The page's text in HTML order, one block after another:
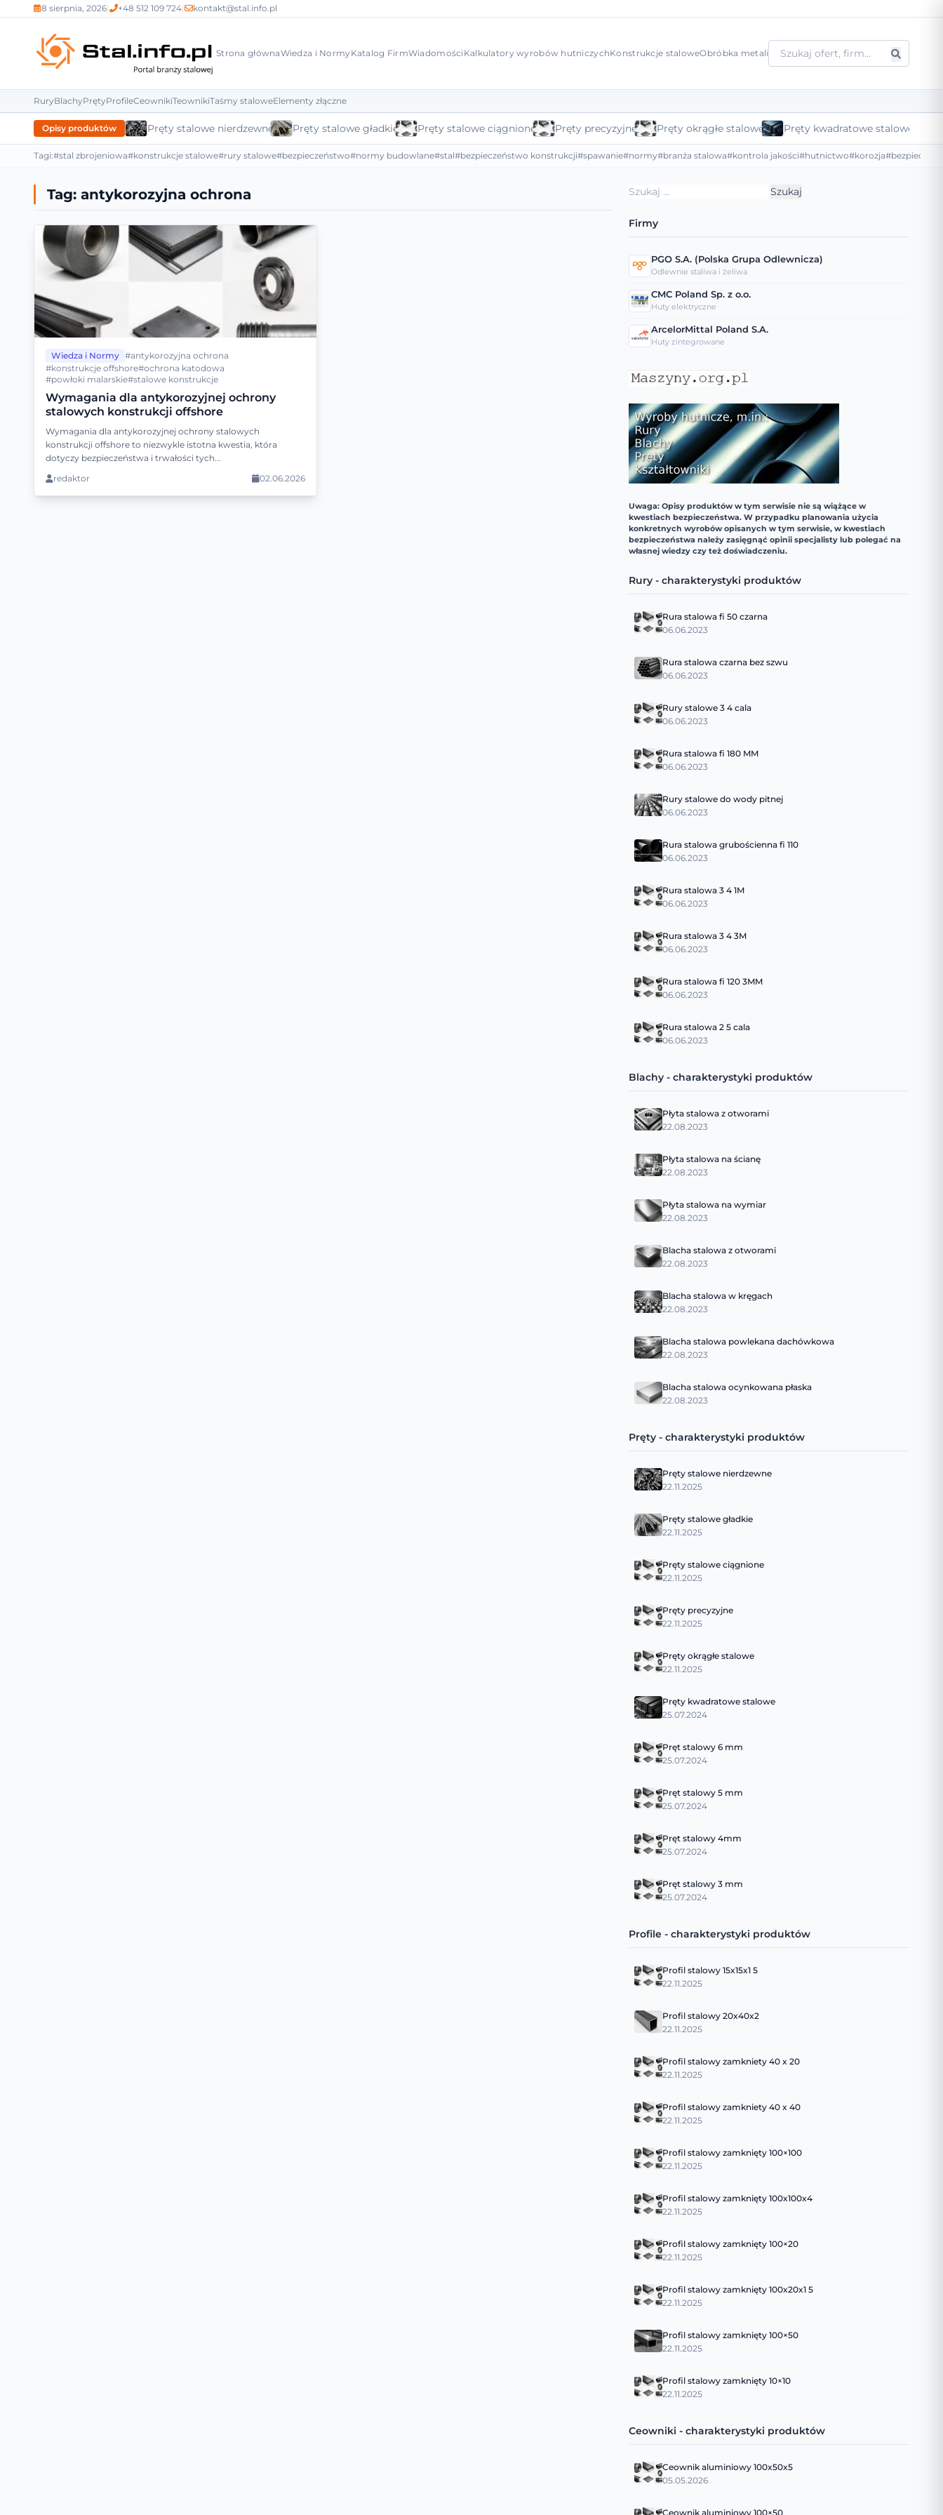
8 sierpnia, 2026| +48 512 109 724| kontakt@stal.info.pl
Strona głównaWiedza i Normy Katalog FirmWiadomości Kalkulatory wyrobów hutniczychKonstrukcje staloweObróbka metali
RuryBlachyPrętyProfileCeownikiTeownikiTaśmy staloweElementy złączne
Opisy produktów Pręty stalowe nierdzewne Pręty stalowe gładkie Pręty stalowe ciągnione Pręty precyzyjne Pręty okrągłe stalowe Pręty kwadratowe stalowe
Tagi:#stal zbrojeniowa#konstrukcje stalowe#rury stalowe#bezpieczeństwo#normy budowlane#stal#bezpieczeństwo konstrukcji#spawanie#normy#branża stalowa#kontrola jakości#hutnictwo#korozja
Tag: antykorozyjna ochrona
Wiedza i Normy #antykorozyjna ochrona
#konstrukcje offshore#ochrona katodowa
#powłoki malarskie#stalowe konstrukcje
Wymagania dla antykorozyjnej ochrony
stalowych konstrukcji offshore
Wymagania dla antykorozyjnej ochrony stalowych
konstrukcji offshore to niezwykle istotna kwestia, która
dotyczy bezpieczeństwa i trwałości tych...
redaktor
02.06.2026
Szukaj:
Firmy
PGO S.A. (Polska Grupa Odlewnicza)
Odlewnie staliwa i żeliwa
CMC Poland Sp. z o.o.
Huty elektryczne
ArcelorMittal Poland S.A.
Huty zintegrowane
Uwaga: Opisy produktów w tym serwisie nie są wiążące w
kwestiach bezpieczeństwa. W przypadku planowania użycia
konkretnych wyrobów opisanych w tym serwisie, w kwestiach
bezpieczeństwa należy zasięgnąć opinii specjalisty lub polegać na
własnej wiedzy czy też doświadczeniu.
Rury - charakterystyki produktów
Rura stalowa fi 50 czarna
06.06.2023
Rura stalowa czarna bez szwu
06.06.2023
Rury stalowe 3 4 cala
06.06.2023
Rura stalowa fi 180 MM
06.06.2023
Rury stalowe do wody pitnej
06.06.2023
Rura stalowa grubościenna fi 110
06.06.2023
Rura stalowa 3 4 1M
06.06.2023
Rura stalowa 3 4 3M
06.06.2023
Rura stalowa fi 120 3MM
06.06.2023
Rura stalowa 2 5 cala
06.06.2023
Blachy - charakterystyki produktów
Płyta stalowa z otworami
22.08.2023
Płyta stalowa na ścianę
22.08.2023
Płyta stalowa na wymiar
22.08.2023
Blacha stalowa z otworami
22.08.2023
Blacha stalowa w kręgach
22.08.2023
Blacha stalowa powlekana dachówkowa
22.08.2023
Blacha stalowa ocynkowana płaska
22.08.2023
Pręty - charakterystyki produktów
Pręty stalowe nierdzewne
22.11.2025
Pręty stalowe gładkie
22.11.2025
Pręty stalowe ciągnione
22.11.2025
Pręty precyzyjne
22.11.2025
Pręty okrągłe stalowe
22.11.2025
Pręty kwadratowe stalowe
25.07.2024
Pręt stalowy 6 mm
25.07.2024
Pręt stalowy 5 mm
25.07.2024
Pręt stalowy 4mm
25.07.2024
Pręt stalowy 3 mm
25.07.2024
Profile - charakterystyki produktów
Profil stalowy 15x15x1 5
22.11.2025
Profil stalowy 20x40x2
22.11.2025
Profil stalowy zamkniety 40 x 20
22.11.2025
Profil stalowy zamkniety 40 x 40
22.11.2025
Profil stalowy zamknięty 100×100
22.11.2025
Profil stalowy zamknięty 100x100x4
22.11.2025
Profil stalowy zamknięty 100×20
22.11.2025
Profil stalowy zamknięty 100x20x1 5
22.11.2025
Profil stalowy zamknięty 100×50
22.11.2025
Profil stalowy zamknięty 10×10
22.11.2025
Ceowniki - charakterystyki produktów
Ceownik aluminiowy 100x50x5
05.05.2026
Ceownik aluminiowy 100×50